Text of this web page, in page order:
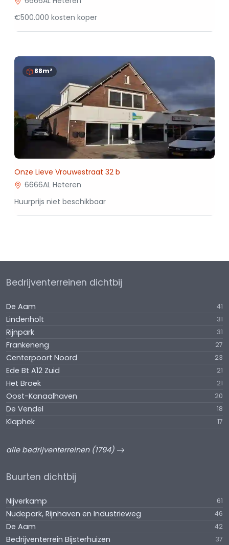
€500.000 kosten koper
88m²
Onze Lieve Vrouwestraat 32 b
6666AL Heteren
Huurprijs niet beschikbaar
Bedrijventerreinen dichtbij
De Aam 41
Lindenholt 31
Rijnpark 31
Frankeneng 27
Centerpoort Noord 23
Ede Bt A12 Zuid 21
Het Broek 21
Oost-Kanaalhaven 20
De Vendel 18
Klaphek 17
alle bedrijventerreinen (1794)
Buurten dichtbij
Nijverkamp 61
Nudepark, Rijnhaven en Industrieweg 46
De Aam 42
Bedrijventerrein Bijsterhuizen 37